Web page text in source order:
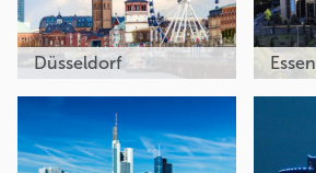
Düsseldorf Essen